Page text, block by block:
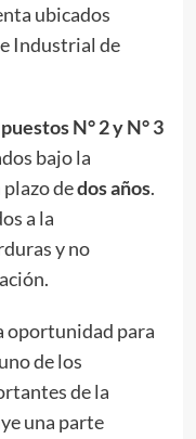
ubicados
Industrial de
puestos N° 2 y N° 3
bajo la
dedos años.
a la
y no
oportunidad para
de los
de la
una parte